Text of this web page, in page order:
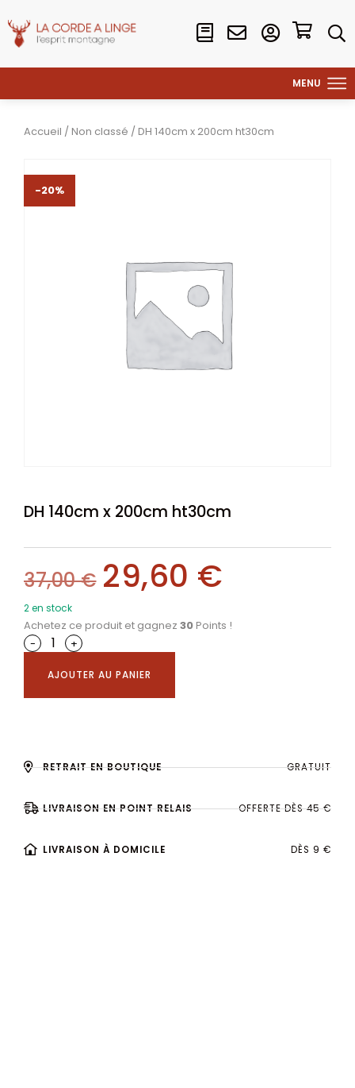
Accueil / Non classé / DH 140cm x 200cm ht30cm
-20%
DH 140cm x 200cm ht30cm
37,00€ 29,60 €
2 en stock
Achetez ce produit et gagnez 30 Points !
-
+
AJOUTER AU PANIER
RETRAIT EN BOUTIQUE GRATUIT
LIVRAISON EN POINT RELAIS OFFERTE DÈS 45 €
LIVRAISON À DOMICILE DÈS 9 €